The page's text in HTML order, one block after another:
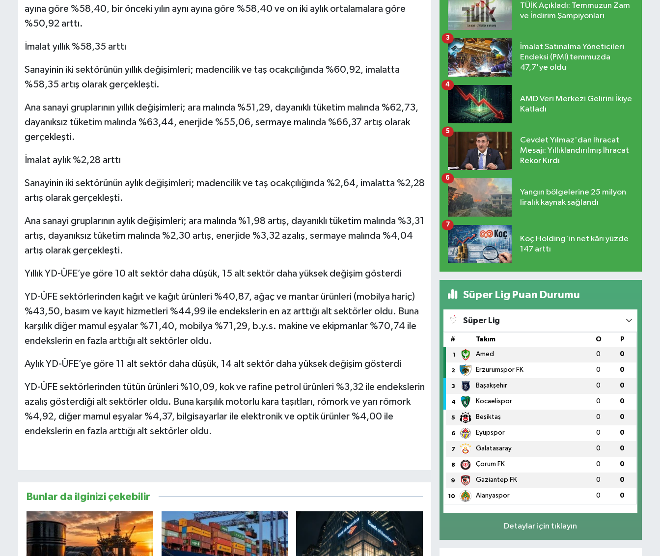
ayına göre %58,40, bir önceki yılın aynı ayına göre %58,40 ve on iki aylık ortalamalara göre
%50,92 arttı.
İmalat yıllık %58,35 arttı
Sanayinin iki sektörünün yıllık değişimleri; madencilik ve taş ocakçılığında %60,92, imalatta
%58,35 artış olarak gerçekleşti.
Ana sanayi gruplarının yıllık değişimleri; ara malında %51,29, dayanıklı tüketim malında %62,73,
dayanıksız tüketim malında %63,44, enerjide %55,06, sermaye malında %66,37 artış olarak
gerçekleşti.
İmalat aylık %2,28 arttı
Sanayinin iki sektörünün aylık değişimleri; madencilik ve taş ocakçılığında %2,64, imalatta %2,28
artış olarak gerçekleşti.
Ana sanayi gruplarının aylık değişimleri; ara malında %1,98 artış, dayanıklı tüketim malında %3,31
artış, dayanıksız tüketim malında %2,30 artış, enerjide %3,32 azalış, sermaye malında %4,04
artış olarak gerçekleşti.
Yıllık YD-ÜFE’ye göre 10 alt sektör daha düşük, 15 alt sektör daha yüksek değişim gösterdi
YD-ÜFE sektörlerinden kağıt ve kağıt ürünleri %40,87, ağaç ve mantar ürünleri (mobilya hariç)
%43,50, basım ve kayıt hizmetleri %44,99 ile endekslerin en az arttığı alt sektörler oldu. Buna
karşılık diğer mamul eşyalar %71,40, mobilya %71,29, b.y.s. makine ve ekipmanlar %70,74 ile
endekslerin en fazla arttığı alt sektörler oldu.
Aylık YD-ÜFE’ye göre 11 alt sektör daha düşük, 14 alt sektör daha yüksek değişim gösterdi
YD-ÜFE sektörlerinden tütün ürünleri %10,09, kok ve rafine petrol ürünleri %3,32 ile endekslerin
azalış gösterdiği alt sektörler oldu. Buna karşılık motorlu kara taşıtları, römork ve yarı römork
%4,92, diğer mamul eşyalar %4,37, bilgisayarlar ile elektronik ve optik ürünler %4,00 ile
endekslerin en fazla arttığı alt sektörler oldu.
Bunlar da ilginizi çekebilir
TÜİK Açıkladı: Temmuzun Zam
ve İndirim Şampiyonları
İmalat Satınalma Yöneticileri
Endeksi (PMI) temmuzda
47,7'ye oldu
3
AMD Veri Merkezi Gelirini İkiye
Katladı
4
Cevdet Yılmaz'dan İhracat
Mesajı: Yıllıklandırılmış İhracat
Rekor Kırdı
5
Yangın bölgelerine 25 milyon
liralık kaynak sağlandı
6
Koç Holding'in net kârı yüzde
147 arttı
7
Süper Lig Puan Durumu
Süper Lig
# Takım O P
1 Amed 0 0
2 Erzurumspor FK 0 0
3 Başakşehir 0 0
4 Kocaelispor 0 0
5 Beşiktaş 0 0
6 Eyüpspor 0 0
7 Galatasaray 0 0
8 Çorum FK 0 0
9 Gaziantep FK 0 0
10 Alanyaspor 0 0
Detaylar için tıklayın